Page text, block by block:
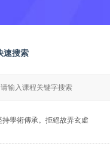
速搜索
持學術傳承。拒絕故弄玄虛